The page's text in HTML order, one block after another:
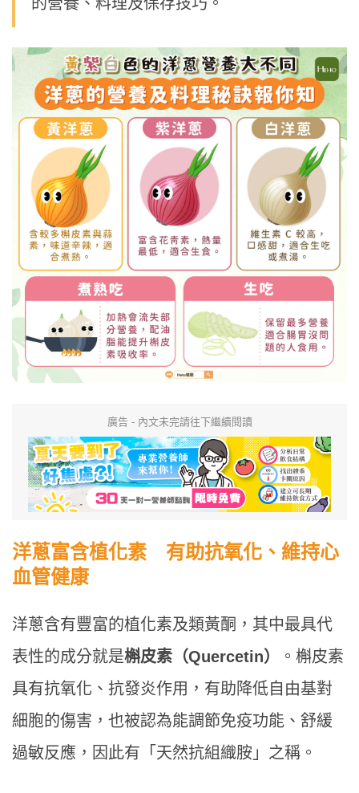
廣告 - 內文未完請往下繼續閱讀
洋蔥富含植化素 有助抗氧化、維持心
血管健康
洋蔥含有豐富的植化素及類黃酮，其中最具代
表性的成分就是槲皮素（Quercetin）
。槲皮素
具有抗氧化、抗發炎作用，有助降低自由基對
細胞的傷害，也被認為能調節免疫功能、舒緩
過敏反應，因此有「天然抗組織胺」之稱。